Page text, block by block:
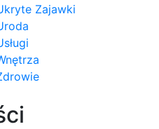
Zajawki